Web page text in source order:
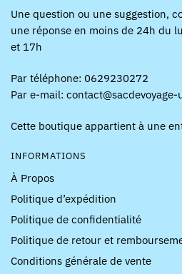
Une question ou une suggestion,
une réponse en moins de 24h du
et 17h
Par téléphone: 0629230272
Par e-mail: contact@sacdevoyage-
Cette boutique appartient à une
INFORMATIONS
À Propos
Politique d’expédition
Politique de confidentialité
Politique de retour et
Conditions générale de vente